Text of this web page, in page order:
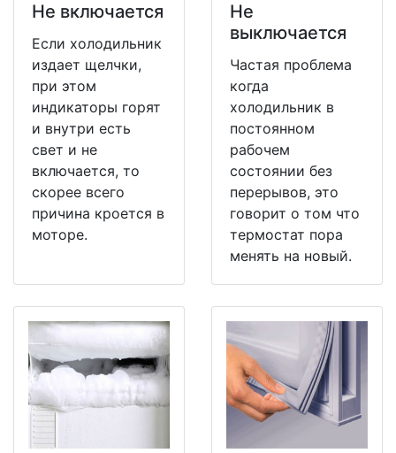
Не включается
Если холодильник
издает щелчки,
при этом
индикаторы горят
и внутри есть
свет и не
включается, то
скорее всего
причина кроется в
моторе.
Не
выключается
Частая проблема
когда
холодильник в
постоянном
рабочем
состоянии без
перерывов, это
говорит о том что
термостат пора
менять на новый.